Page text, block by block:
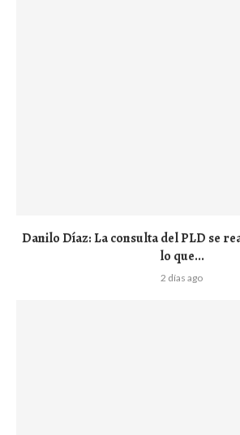
Danilo Díaz: La consulta del PLD se
lo que...
2 días ago